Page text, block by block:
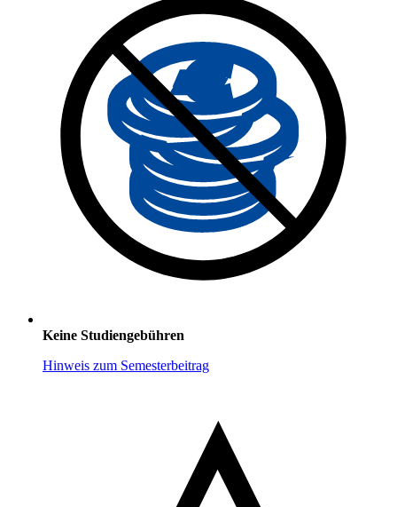
Keine Studiengebühren
Hinweis zum Semesterbeitrag